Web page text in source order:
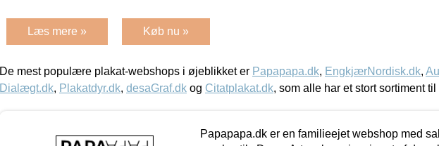
Læs mere » Køb nu »
De mest populære plakat-webshops i øjeblikket er Papapapa.dk, EngkjærNordisk.dk,
Dialægt.dk, Plakatdyr.dk, desaGraf.dk og Citatplakat.dk, som alle har et stort sortiment til
Papapapa.dk er en familieejet webshop med